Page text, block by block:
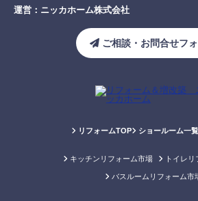
運営：ニッカホーム株式会社
ご相談・お問合せフ
リフォームTOP ショールーム一覧
キッチンリフォーム市場 トイレ
バスルームリフォーム市